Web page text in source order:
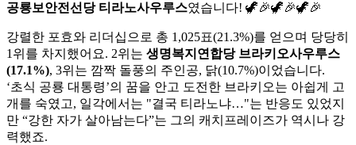
공룡보안전선당 티라노사우루스였습니다! 🦖🎉🦖🎉🦖🎉
강렬한 포효와 리더십으로 총 1,025표(21.3%)를 얻으며 당당히
1위를 차지했어요. 2위는 생명복지연합당 브라키오사우루스
(17.1%), 3위는 깜짝 돌풍의 주인공, 닭(10.7%)이었습니다.
‘초식 공룡 대통령’의 꿈을 안고 도전한 브라키오는 아쉽게 고
개를 숙였고, 일각에서는 "결국 티라노냐…"는 반응도 있었지
만 “강한 자가 살아남는다”는 그의 캐치프레이즈가 역시나 강
력했죠.